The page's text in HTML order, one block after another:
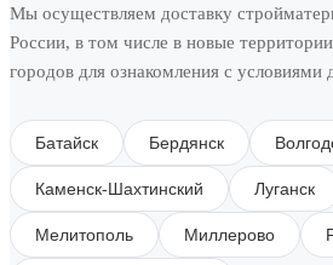
Мы осуществляем доставку
России, в том числе в новые
городов для ознакомления с условиями
Батайск Бердянск
Каменск-Шахтинский Луганск
Мелитополь Миллерово